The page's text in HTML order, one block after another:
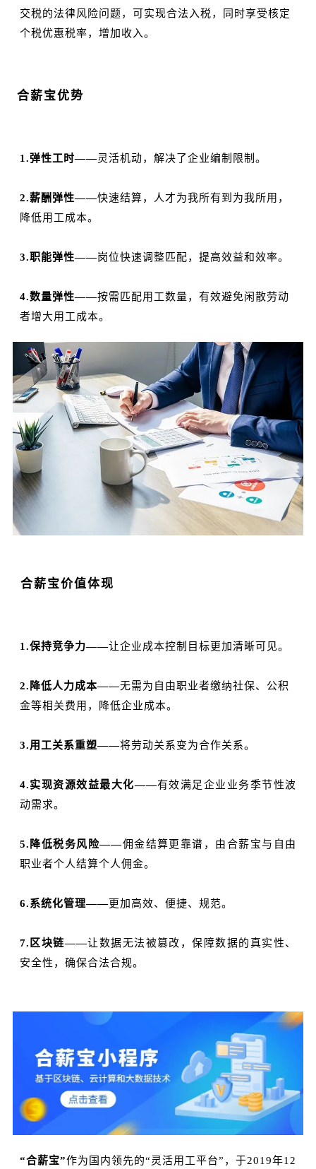
交税的法律风险问题，可实现合法入税，同时享受核定
个税优惠税率，增加收入。
合薪宝优势
1.弹性工时——灵活机动，解决了企业编制限制。
2.薪酬弹性——快速结算，人才为我所有到为我所用，
降低用工成本。
3.职能弹性——岗位快速调整匹配，提高效益和效率。
4.数量弹性——按需匹配用工数量，有效避免闲散劳动
者增大用工成本。
合薪宝价值体现
1.保持竞争力——让企业成本控制目标更加清晰可见。
2.降低人力成本——无需为自由职业者缴纳社保、公积
金等相关费用，降低企业成本。
3.用工关系重塑——将劳动关系变为合作关系。
4.实现资源效益最大化——有效满足企业业务季节性波
动需求。
5.降低税务风险——佣金结算更靠谱，由合薪宝与自由
职业者个人结算个人佣金。
6.系统化管理——更加高效、便捷、规范。
7.区块链——让数据无法被篡改，保障数据的真实性、
安全性，确保合法合规。
“合薪宝”作为国内领先的“灵活用工平台”，于2019年12